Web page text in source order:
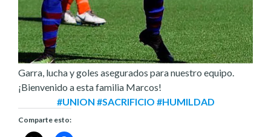
Garra, lucha y goles asegurados para nuestro equipo.
¡Bienvenido a esta familia Marcos!
#UNION #SACRIFICIO #HUMILDAD
Comparte esto: